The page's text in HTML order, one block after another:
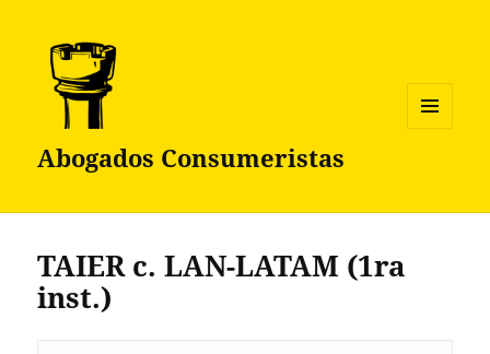
Abogados Consumeristas
TAIER c. LAN-LATAM (1ra
inst.)